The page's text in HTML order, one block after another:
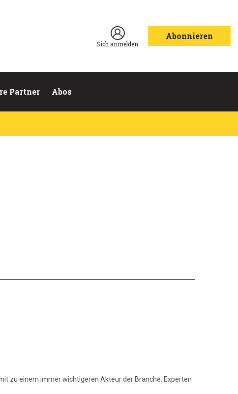
Sich anmelden
Abonnieren
Partner Abos
zu einem immer wichtigeren Akteur der Branche. Experten